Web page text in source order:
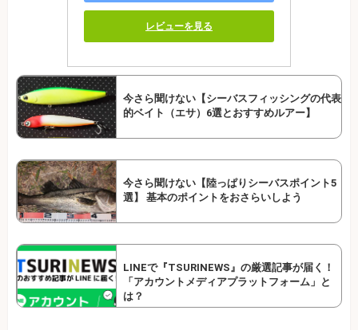
レビューを見る
今さら聞けない【シーバスフィッシングの代表
的ベイト（エサ）6選とおすすめルアー】
今さら聞けない【陸っぱりシーバスポイント5
選】 基本のポイントをおさらいしよう
LINEで『TSURINEWS』の厳選記事が届く！
「アカウントメディアプラットフォーム」と
は？